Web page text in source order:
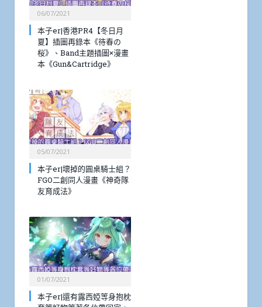
06/07/2021
本子er|香港PR4【冬日月
夏】插圖再錄本《待春の
桜》、Band主題插圖×漫畫
本《Gun&Cartridge》
05/07/2021
本子er|壞掉的圓桌騎士組？
FGO二創同人漫畫《神奇隊
友育成法》
01/07/2021
本子er|還有露西婭等身抱枕